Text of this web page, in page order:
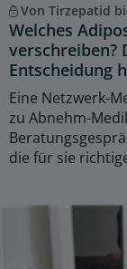
Von Tirzepatid
Welches
verschreiben?
Entscheidung
Eine Netzwerk-
zu Abnehm-
die für sie